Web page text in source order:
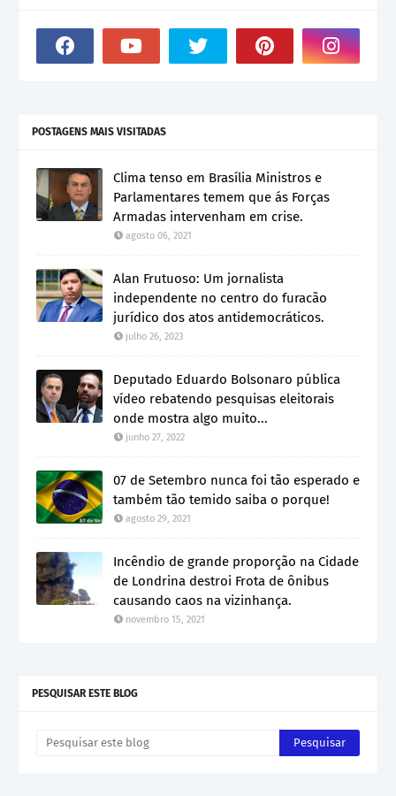
POSTAGENS MAIS VISITADAS
Clima tenso em Brasília Ministros e
Parlamentares temem que ás Forças
Armadas intervenham em crise.
agosto 06, 2021
Alan Frutuoso: Um jornalista
independente no centro do furacão
jurídico dos atos antidemocráticos.
julho 26, 2023
Deputado Eduardo Bolsonaro pública
vídeo rebatendo pesquisas eleitorais
onde mostra algo muito...
junho 27, 2022
07 de Setembro nunca foi tão esperado e
também tão temido saiba o porque!
agosto 29, 2021
Incêndio de grande proporção na Cidade
de Londrina destroi Frota de ônibus
causando caos na vizinhança.
novembro 15, 2021
PESQUISAR ESTE BLOG